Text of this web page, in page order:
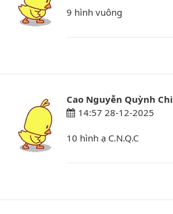
9 hình vuông
Cao Nguyễn Quỳnh Chi
14:57 28-12-2025
10 hình ạ C.N.Q.C